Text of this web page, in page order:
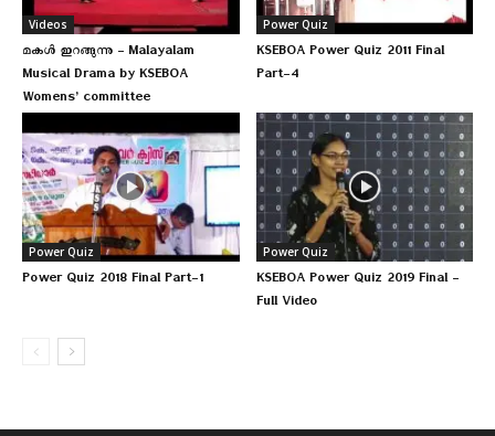
Videos
മകള്‍ ഇറങ്ങുന്നു – Malayalam
Musical Drama by KSEBOA
Womens’ committee
Power Quiz
KSEBOA Power Quiz 2011 Final
Part-4
Power Quiz
Power Quiz 2018 Final Part-1
Power Quiz
KSEBOA Power Quiz 2019 Final –
Full Video